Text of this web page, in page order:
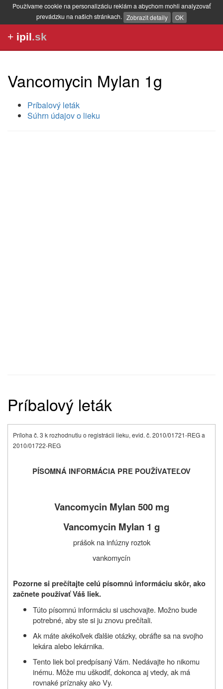
Používame cookie na personalizáciu reklám a abychom mohli analyzovať
prevádzku na našich stránkach. Zobrazit detaily OK
+ ipil.sk
Vancomycin Mylan 1g
Príbalový leták
Súhrn údajov o lieku
Príbalový leták
Príloha č. 3 k rozhodnutiu o registrácii lieku, evid. č. 2010/01721-REG a
2010/01722-REG
PÍSOMNÁ INFORMÁCIA PRE POUŽÍVATEĽOV
Vancomycin Mylan 500 mg
Vancomycin Mylan 1 g
prášok na infúzny roztok
vankomycín
Pozorne si prečítajte celú písomnú informáciu skôr, ako
začnete používať Váš liek.
Túto písomnú informáciu si uschovajte. Možno bude
potrebné, aby ste si ju znovu prečítali.
Ak máte akékoľvek ďalšie otázky, obráťte sa na svojho
lekára alebo lekárnika.
Tento liek bol predpísaný Vám. Nedávajte ho nikomu
inému. Môže mu uškodiť, dokonca aj vtedy, ak má
rovnaké príznaky ako Vy.